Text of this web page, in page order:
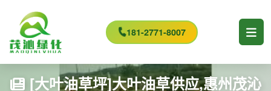
181-2771-8007
[大叶油草坪]大叶油草供应,惠州茂沁